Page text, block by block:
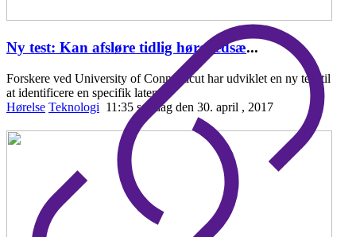
Ny test: Kan afsløre tidlig hørenedsæ...
Forskere ved University of Connecticut har udviklet en ny test til
at identificere en specifik laten
Hørelse Teknologi 11:35 søndag den 30. april , 2017